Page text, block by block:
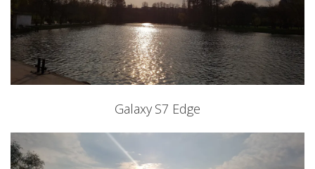
Galaxy S7 Edge